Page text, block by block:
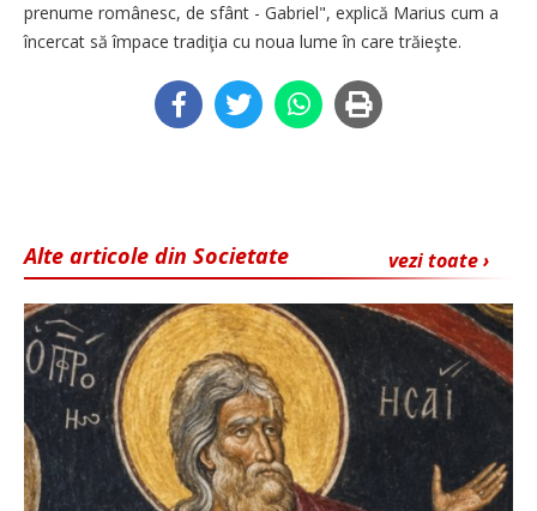
prenume românesc, de sfânt - Gabriel", explică Marius cum a
încercat să împace tradiţia cu noua lume în care trăieşte.
vezi toate ›
Alte articole din Societate